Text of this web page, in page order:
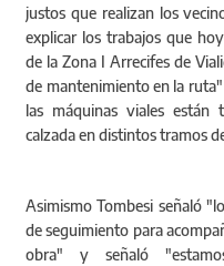
justos que realizan los
explicar los trabajos que
de la Zona I Arrecifes de
de mantenimiento en la
las máquinas viales están
calzada en distintos tramos
Asimismo Tombesi señaló
de seguimiento para
obra" y señaló